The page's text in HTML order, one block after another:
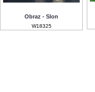
Obraz - Slon
W18325